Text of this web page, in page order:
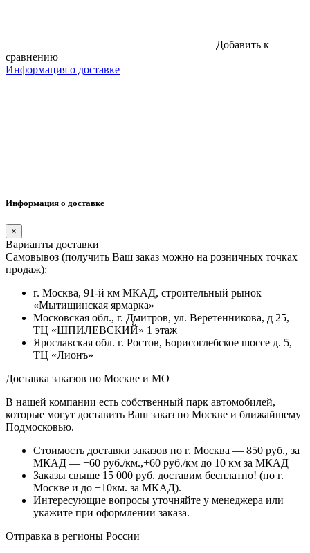
Добавить к
сравнению
Информация о доставке
Информация о доставке
×
Варианты доставки
Самовывоз (получить Ваш заказ можно на розничных точках
продаж):
г. Москва, 91-й км МКАД, строительный рынок
«Мытищинская ярмарка»
Московская обл., г. Дмитров, ул. Веретенникова, д 25,
ТЦ «ШПИЛЕВСКИЙ» 1 этаж
Ярославская обл. г. Ростов, Борисоглебское шоссе д. 5,
ТЦ «Лионъ»
Доставка заказов по Москве и МО
В нашей компании есть собственный парк автомобилей,
которые могут доставить Ваш заказ по Москве и ближайшему
Подмосковью.
Стоимость доставки заказов по г. Москва — 850 руб., за
МКАД — +60 руб./км.,+60 руб./км до 10 км за МКАД
Заказы свыше 15 000 руб. доставим бесплатно! (по г.
Москве и до +10км. за МКАД).
Интересующие вопросы уточняйте у менеджера или
укажите при оформлении заказа.
Отправка в регионы России